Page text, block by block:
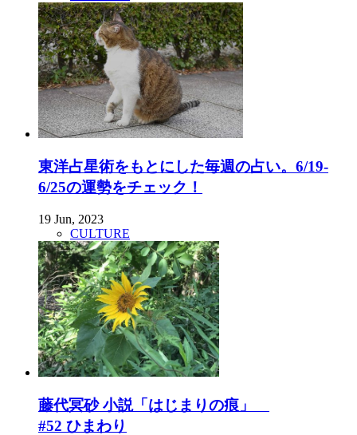
東洋占星術をもとにした毎週の占い。6/19-
6/25の運勢をチェック！
19 Jun, 2023
CULTURE
藤代冥砂 小説「はじまりの痕」
#52 ひまわり